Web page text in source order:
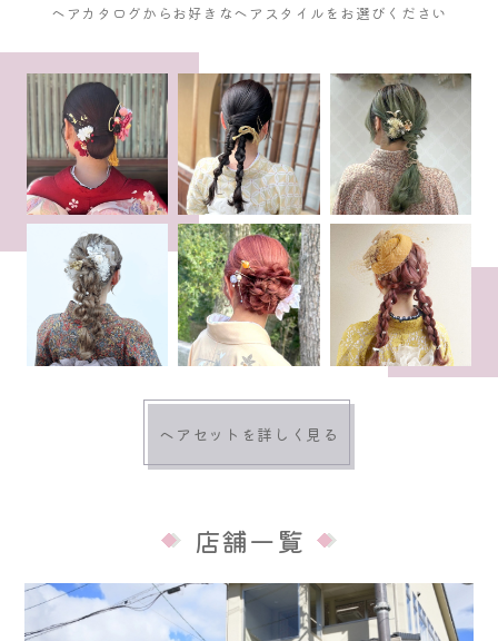
ヘアカタログからお好きなヘアスタイルをお選びください
ヘアセットを詳しく見る
店舗一覧